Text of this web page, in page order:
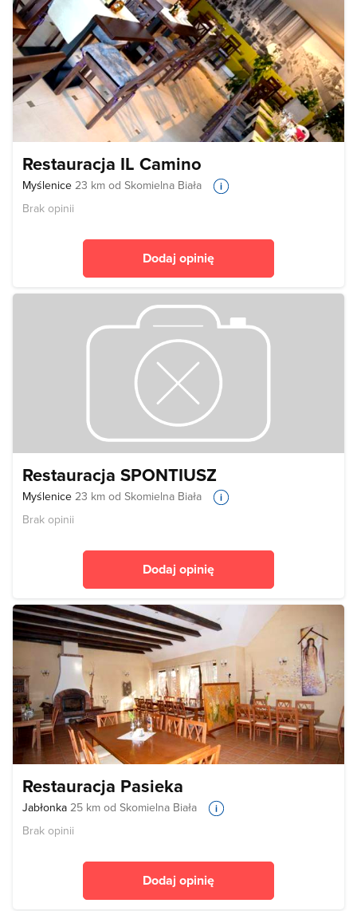
Restauracja IL Camino
Myślenice 23 km od Skomielna Biała
Brak opinii
Dodaj opinię
Restauracja SPONTIUSZ
Myślenice 23 km od Skomielna Biała
Brak opinii
Dodaj opinię
Restauracja Pasieka
Jabłonka 25 km od Skomielna Biała
Brak opinii
Dodaj opinię